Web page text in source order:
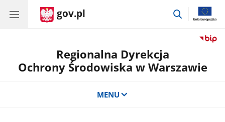
gov.pl
przejdź
Regionalna Dyrekcja
Ochrony Środowiska w Warszawie
MENU